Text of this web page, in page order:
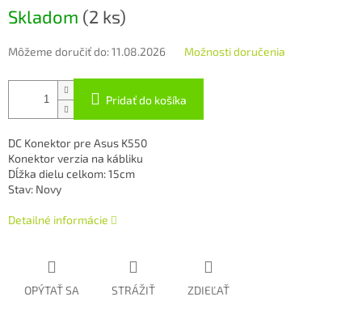
cena:
Skladom (2 ks)
Môžeme doručiť do:11.08.2026 Možnosti doručenia
Pridať do košíka
DC Konektor pre Asus K550
Konektor verzia na kábliku
Dĺžka dielu celkom: 15cm
Stav: Novy
Detailné informácie
OPÝTAŤ SA STRÁŽIŤ ZDIEĽAŤ